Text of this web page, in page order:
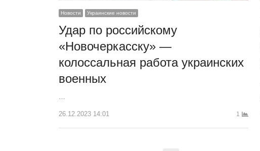
Новости Украинские новости
Удар по российскому
«Новочеркасску» —
колоссальная работа украинских
военных
26.12.2023 14:01 1